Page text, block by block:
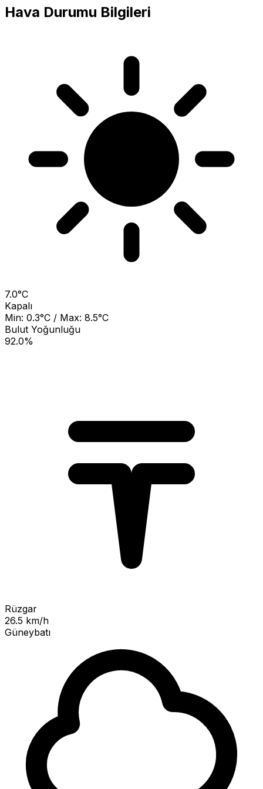
Hava Durumu Bilgileri
7.0°C
Kapalı
Min: 0.3°C / Max: 8.5°C
Bulut Yoğunluğu
92.0%
Rüzgar
26.5 km/h
Güneybatı